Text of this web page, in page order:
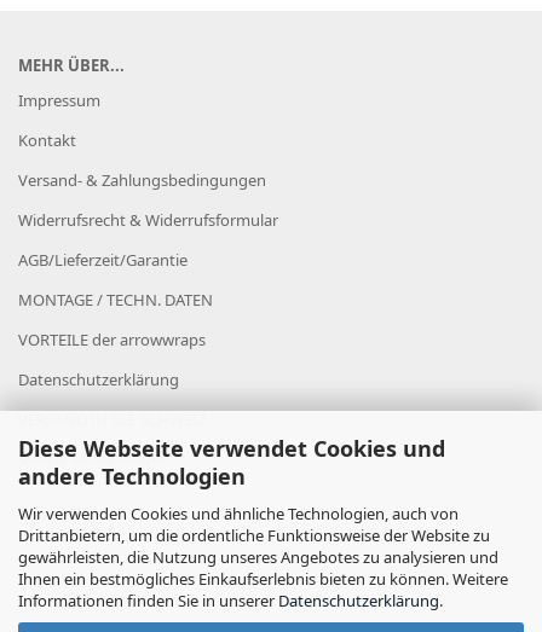
Diese Webseite verwendet Cookies und
andere Technologien
Wir verwenden Cookies und ähnliche Technologien, auch von
Drittanbietern, um die ordentliche Funktionsweise der Website zu
gewährleisten, die Nutzung unseres Angebotes zu analysieren und
Ihnen ein bestmögliches Einkaufserlebnis bieten zu können. Weitere
Informationen finden Sie in unserer Datenschutzerklärung.
MEHR ÜBER...
Impressum
Kontakt
Versand- & Zahlungsbedingungen
Widerrufsrecht & Widerrufsformular
AGB/Lieferzeit/Garantie
MONTAGE / TECHN. DATEN
VORTEILE der arrowwraps
Datenschutzerklärung
Cookie Einstellungen